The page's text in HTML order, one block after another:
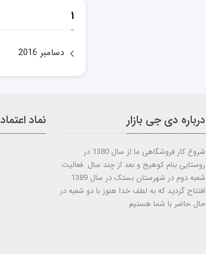
۱
دسامبر 2016
درباره دی جی بازار
شروع کار فروشگاهی ما از سال 1380 در
روستایی بنام کوهیج و بعد از چند سال فعالیت
شعبه دوم در شهرستان بستک در سال 1389
افتتاح گردید که به لطف خدا هنوز با دو شعبه در
حال حاضر با شما هستيم .
نماد اعتماد